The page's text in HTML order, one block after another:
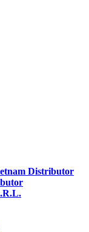
Distributor